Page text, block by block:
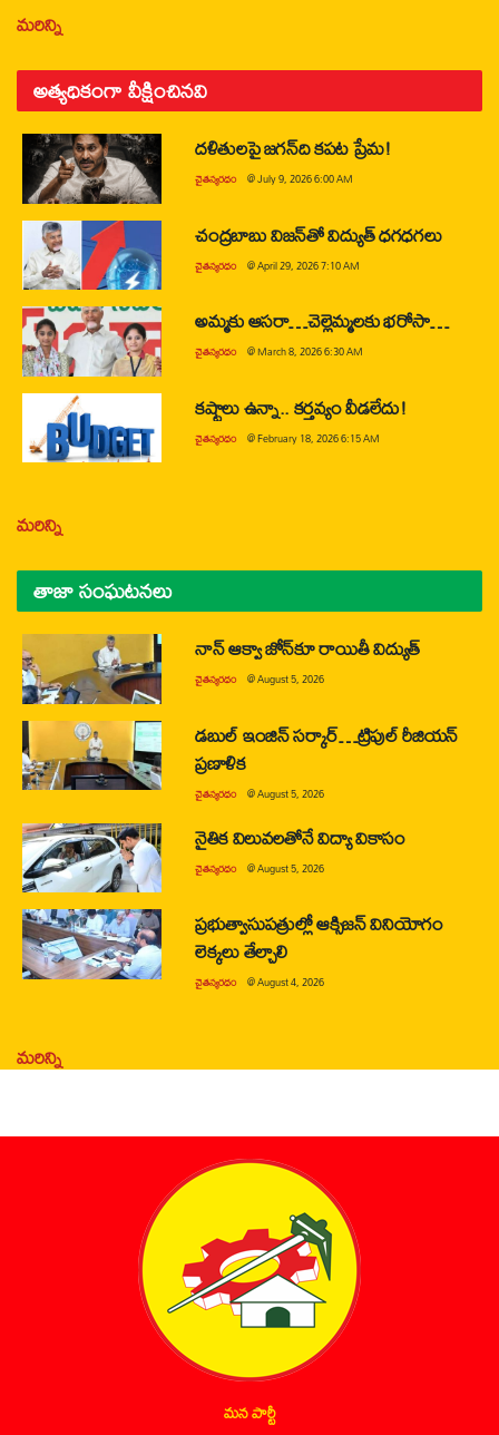
మరిన్ని
అత్యధికంగా వీక్షించినవి
దళితులపై జగన్‌ది కపట ప్రేమ!
చైతన్యరధం @July 9, 2026 6:00 AM
చంద్రబాబు విజన్‌తో విద్యుత్ ధగధగలు
చైతన్యరధం @April 29, 2026 7:10 AM
అమ్మకు ఆసరా…చెల్లెమ్మలకు భరోసా…
చైతన్యరధం @March 8, 2026 6:30 AM
కష్టాలు ఉన్నా.. కర్తవ్యం వీడలేదు!
చైతన్యరధం @February 18, 2026 6:15 AM
మరిన్ని
తాజా సంఘటనలు
నాన్ ఆక్వా జోన్‌కూ రాయితీ విద్యుత్
చైతన్యరధం @August 5, 2026
డబుల్ ఇంజిన్ సర్కార్…ట్రిపుల్ రీజియన్
ప్రణాళిక
చైతన్యరధం @August 5, 2026
నైతిక విలువలతోనే విద్యా వికాసం
చైతన్యరధం @August 5, 2026
ప్రభుత్వాసుపత్రుల్లో ఆక్సిజన్ వినియోగం
లెక్కలు తేల్చాలి
చైతన్యరధం @August 4, 2026
మరిన్ని
మన పార్టీ